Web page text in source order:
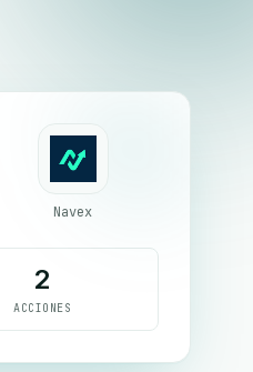
Navex
2
ACCIONES